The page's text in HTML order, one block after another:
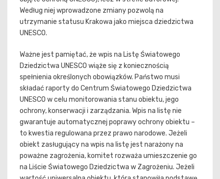
Według niej wprowadzone zmiany pozwolą na
utrzymanie statusu Krakowa jako miejsca dziedzictwa
UNESCO.
Ważne jest pamiętać, że wpis na Listę Światowego
Dziedzictwa UNESCO wiąże się z koniecznością
spełnienia określonych obowiązków. Państwo musi
składać raporty do Centrum Światowego Dziedzictwa
UNESCO w celu monitorowania stanu obiektu, jego
ochrony, konserwacji i zarządzania. Wpis na listę nie
gwarantuje automatycznej poprawy ochrony obiektu –
to kwestia regulowana przez prawo narodowe. Jeżeli
obiekt zasługujący na wpis na listę jest narażony na
poważne zagrożenia, komitet rozważa umieszczenie go
na Liście Światowego Dziedzictwa w Zagrożeniu. Jeżeli